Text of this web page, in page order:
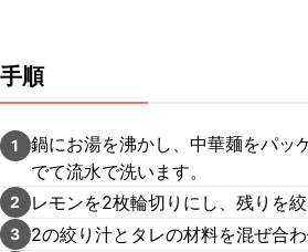
手順
1
鍋にお湯を沸かし、中華麺をパッ
でて流水で洗います。
2 レモンを2枚輪切りにし、残りを絞
3 2の絞り汁とタレの材料を混ぜ合わ